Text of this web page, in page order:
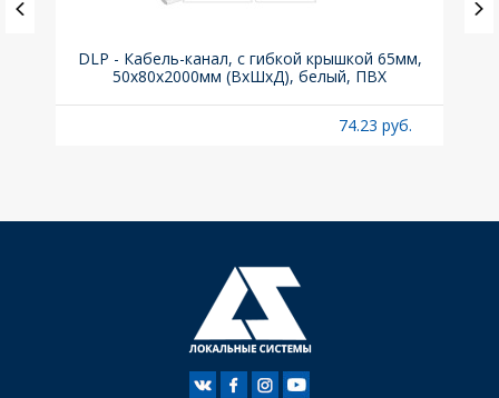
DLP - Кабель-канал, с гибкой крышкой 65мм,
50x80х2000мм (ВхШхД), белый, ПВХ
74.23 руб.